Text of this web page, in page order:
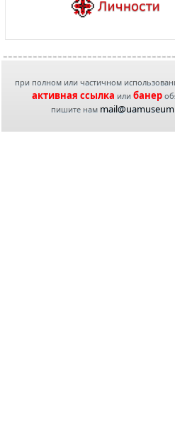
при полном или частичном
активная ссылка или банер
пишите нам